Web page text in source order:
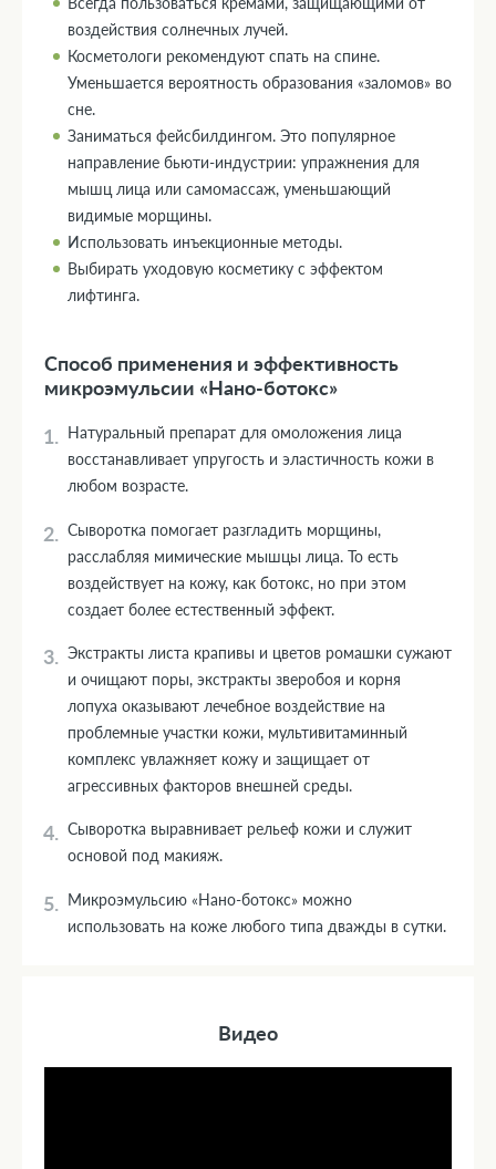
воздействия солнечных лучей.
Косметологи рекомендуют спать на спине.
Уменьшается вероятность образования «заломов» во
сне.
Заниматься фейсбилдингом. Это популярное
направление бьюти-индустрии: упражнения для
мышц лица или самомассаж, уменьшающий
видимые морщины.
Использовать инъекционные методы.
Выбирать уходовую косметику с эффектом
лифтинга.
Способ применения и эффективность
микроэмульсии «Нано-ботокс»
Натуральный препарат для омоложения лица
восстанавливает упругость и эластичность кожи в
любом возрасте.
Сыворотка помогает разгладить морщины,
расслабляя мимические мышцы лица. То есть
воздействует на кожу, как ботокс, но при этом
создает более естественный эффект.
Экстракты листа крапивы и цветов ромашки сужают
и очищают поры, экстракты зверобоя и корня
лопуха оказывают лечебное воздействие на
проблемные участки кожи, мультивитаминный
комплекс увлажняет кожу и защищает от
агрессивных факторов внешней среды.
Сыворотка выравнивает рельеф кожи и служит
основой под макияж.
Микроэмульсию «Нано-ботокс» можно
использовать на коже любого типа дважды в сутки.
Видео